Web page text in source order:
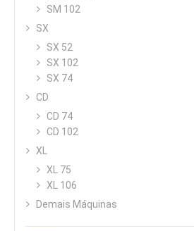
SM 102
SX
SX 52
SX 102
SX 74
CD
CD 74
CD 102
XL
XL 75
XL 106
Demais Máquinas